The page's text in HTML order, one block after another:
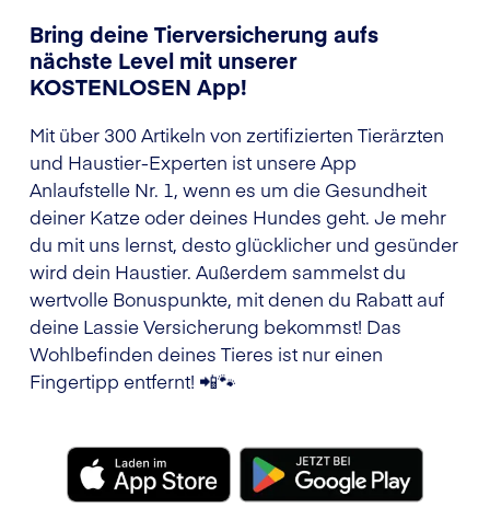
Bring deine Tierversicherung aufs
nächste Level mit unserer
KOSTENLOSEN App!
Mit über 300 Artikeln von zertifizierten Tierärzten
und Haustier-Experten ist unsere App
Anlaufstelle Nr. 1, wenn es um die Gesundheit
deiner Katze oder deines Hundes geht. Je mehr
du mit uns lernst, desto glücklicher und gesünder
wird dein Haustier. Außerdem sammelst du
wertvolle Bonuspunkte, mit denen du Rabatt auf
deine Lassie Versicherung bekommst! Das
Wohlbefinden deines Tieres ist nur einen
Fingertipp entfernt! 📲🐾